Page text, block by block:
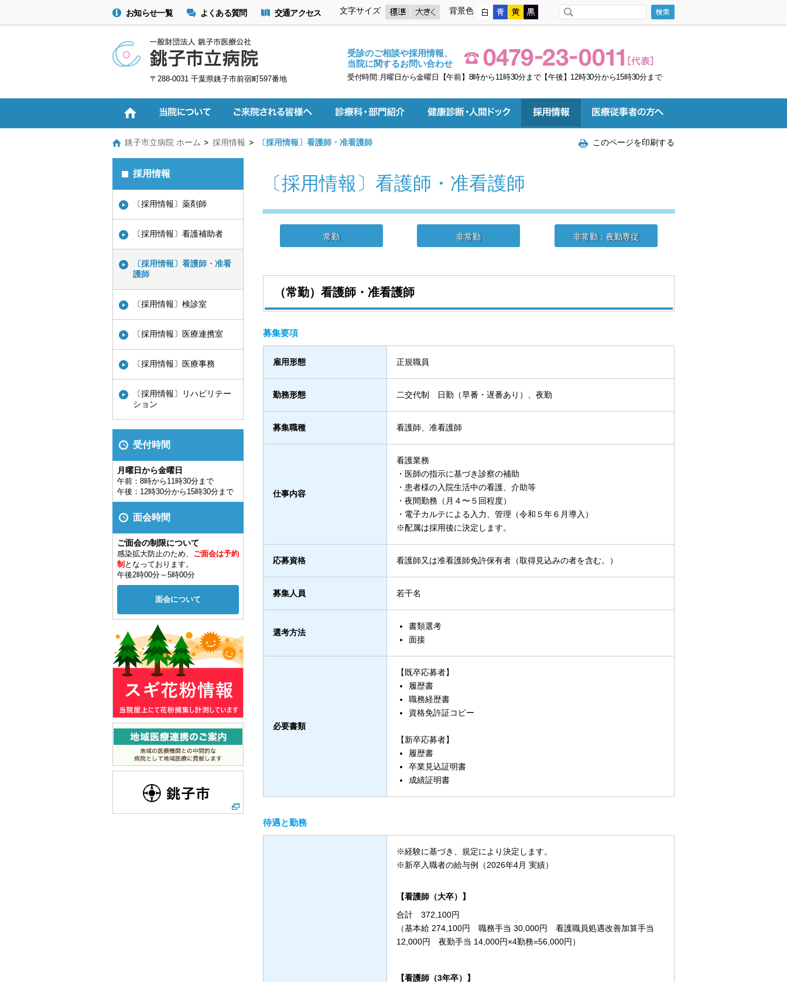
お知らせ一覧 よくある質問 交通アクセス 文字サイズ 背景色
〒288-0031 千葉県銚子市前宿町597番地
受診のご相談や採用情報、
当院に関するお問い合わせ
受付時間:月曜日から金曜日【午前】8時から11時30分まで【午後】12時30分から15時30分まで
銚子市立病院 ホーム 採用情報 〔採用情報〕看護師・准看護師 このページを印刷する
〔採用情報〕看護師・准看護師
常勤 非常勤 非常勤：夜勤専従
（常勤）看護師・准看護師
募集要項
雇用形態 正規職員
勤務形態 二交代制 日勤（早番・遅番あり）、夜勤
募集職種 看護師、准看護師
仕事内容
看護業務
・医師の指示に基づき診察の補助
・患者様の入院生活中の看護、介助等
・夜間勤務（月４〜５回程度）
・電子カルテによる入力、管理（令和５年６月導入）
※配属は採用後に決定します。
応募資格 看護師又は准看護師免許保有者（取得見込みの者を含む。）
募集人員 若干名
選考方法
書類選考
面接
必要書類
【既卒応募者】
履歴書
職務経歴書
資格免許証コピー
【新卒応募者】
履歴書
卒業見込証明書
成績証明書
待遇と勤務
※経験に基づき、規定により決定します。
※新卒入職者の給与例（2026年4月 実績）
【看護師（大卒）】
合計 372,100円
（基本給 274,100円 職務手当 30,000円 看護職員処遇改善加算手当
12,000円 夜勤手当 14,000円×4勤務=56,000円）
【看護師（3年卒）】
採用情報
〔採用情報〕薬剤師
〔採用情報〕看護補助者
〔採用情報〕看護師・准看
護師
〔採用情報〕検診室
〔採用情報〕医療連携室
〔採用情報〕医療事務
〔採用情報〕リハビリテー
ション
受付時間
月曜日から金曜日
午前：8時から11時30分まで
午後：12時30分から15時30分まで
面会時間
ご面会の制限について
感染拡大防止のため、 ご面会は予約
制 となっております。
午後2時00分～5時00分
面会について